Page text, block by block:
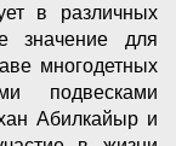
в различных
значение для
многодетных
подвесками
Абилкайыр и